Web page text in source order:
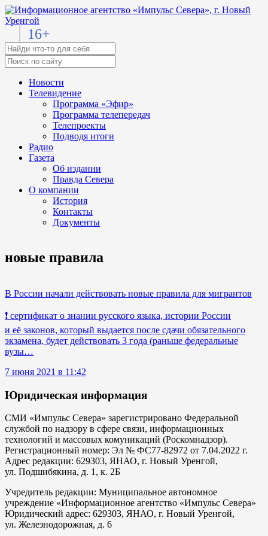
16+
Новости
Телевидение
Программа «Эфир»
Программа телепередач
Телепроекты
Подводя итоги
Радио
Газета
Об издании
Правда Севера
О компании
История
Контакты
Документы
новые правила
В России начали действовать новые правила для мигрантов
❗ сертификат о знании русского языка, истории России
и её законов, который выдается после сдачи обязательного
экзамена, будет действовать 3 года (раньше федеральные
вузы…
7 июня 2021 в 11:42
Юридическая информация
СМИ «Импульс Севера» зарегистрировано Федеральной
службой по надзору в сфере связи, информационных
технологий и массовых комуникаций (Роскомнадзор).
Регистрационный номер: Эл № ФС77-82972 от 7.04.2022 г.
Адрес редакции: 629303, ЯНАО, г. Новый Уренгой,
ул. Подшибякина, д. 1, к. 2Б
Учредитель редакции: Муниципальное автономное
учреждение «Информационное агентство «Импульс Севера»
Юридический адрес: 629303, ЯНАО, г. Новый Уренгой,
ул. Железнодорожная, д. 6